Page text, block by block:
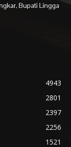
Bupati Lingga
4943
2801
2397
2256
1521